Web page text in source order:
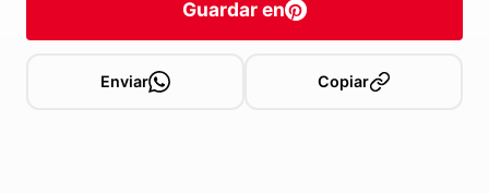
Guardar en
Enviar Copiar